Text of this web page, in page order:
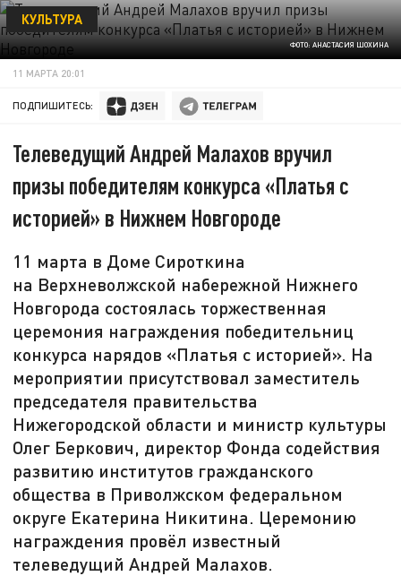
ФОТО: АНАСТАСИЯ ШОХИНА
КУЛЬТУРА
11 МАРТА 20:01
ПОДПИШИТЕСЬ:
Телеведущий Андрей Малахов вручил
призы победителям конкурса «Платья с
историей» в Нижнем Новгороде
11 марта в Доме Сироткина
на Верхневолжской набережной Нижнего
Новгорода состоялась торжественная
церемония награждения победительниц
конкурса нарядов «Платья с историей». На
мероприятии присутствовал заместитель
председателя правительства
Нижегородской области и министр культуры
Олег Беркович, директор Фонда содействия
развитию институтов гражданского
общества в Приволжском федеральном
округе Екатерина Никитина. Церемонию
награждения провёл известный
телеведущий Андрей Малахов.